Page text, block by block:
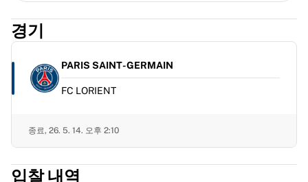
프랑스 럭비
글로스터 럭비
바스 럭비
ASM 클레르몽 오베르뉴
할리퀸스
럭비 전체 보기
잉글랜드 크리켓
델리 캐피털스
서인도 제도
경기
PARIS SAINT-GERMAIN
FC LORIENT
종료, 26. 5. 14. 오후 2:10
입찰 내역